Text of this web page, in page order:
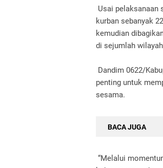
Usai pelaksanaan
kurban sebanyak
kemudian
di sejumlah
Dandim 0622/
penting untuk
sesama.
BACA JUGA
“Melalui